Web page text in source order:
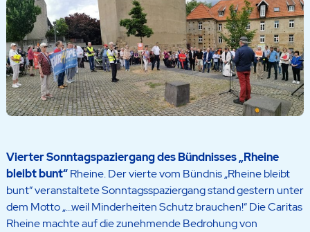
VierterSonntagspaziergangdes Bündnisses „Rheine
bleibt bunt“Rheine. Der vierte vom Bündnis „Rheine bleibt
bunt“ veranstaltete Sonntagsspaziergang stand gestern unter
dem Motto „…weil Minderheiten Schutz brauchen!“ Die Caritas
Rheine machte auf die zunehmende Bedrohung von